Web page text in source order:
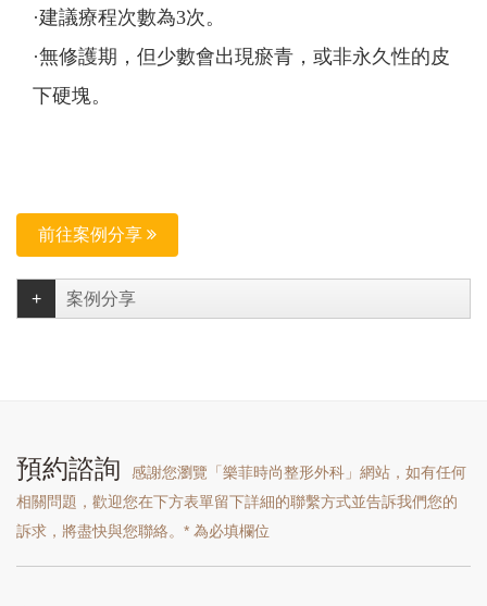
·建議療程次數為3次。
·無修護期，但少數會出現瘀青，或非永久性的皮
下硬塊。
前往案例分享
案例分享
預約諮詢
感謝您瀏覽「樂菲時尚整形外科」網站，如有任何
相關問題，歡迎您在下方表單留下詳細的聯繫方式並告訴我們您的
訴求，將盡快與您聯絡。* 為必填欄位